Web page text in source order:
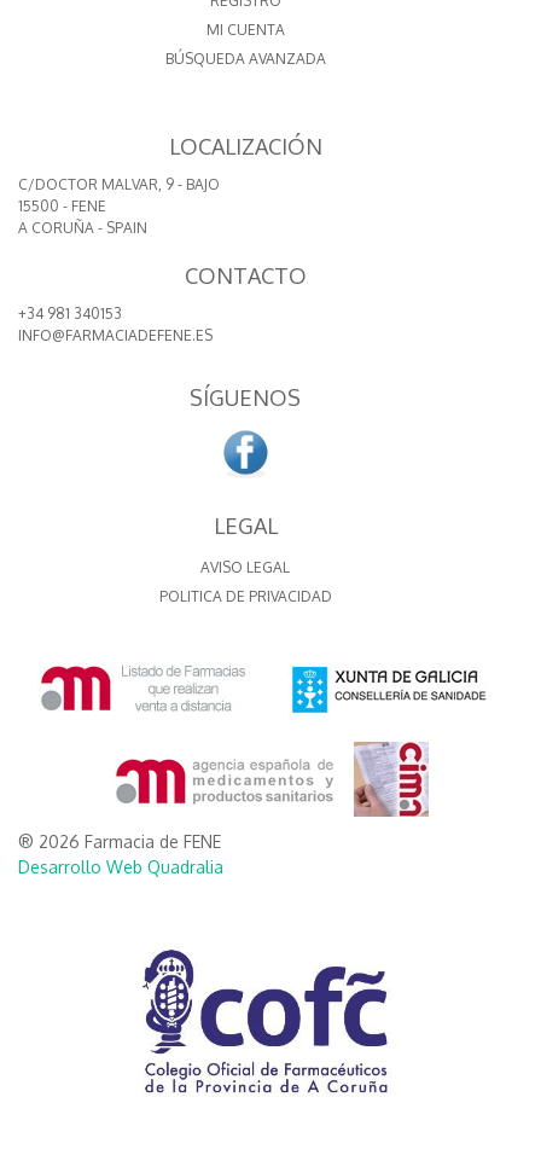
MI CUENTA
BÚSQUEDA AVANZADA
LOCALIZACIÓN
C/DOCTOR MALVAR, 9 - BAJO
15500 - FENE
A CORUÑA - SPAIN
CONTACTO
+34 981 340153
INFO@FARMACIADEFENE.ES
SÍGUENOS
LEGAL
AVISO LEGAL
POLITICA DE PRIVACIDAD
® 2026 Farmacia de FENE
Desarrollo Web Quadralia